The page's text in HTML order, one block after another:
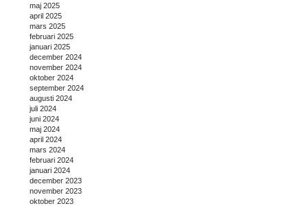
maj 2025
april 2025
mars 2025
februari 2025
januari 2025
december 2024
november 2024
oktober 2024
september 2024
augusti 2024
juli 2024
juni 2024
maj 2024
april 2024
mars 2024
februari 2024
januari 2024
december 2023
november 2023
oktober 2023